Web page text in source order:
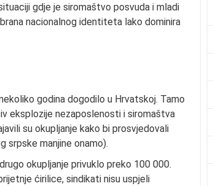
gdje je siromaštvo posvuda i mladi
nacionalnog identiteta lako dominira
godina dogodilo u Hrvatskoj. Tamo
eksplozije nezaposlenosti i siromaštva
su okupljanje kako bi prosvjedovali
srpske manjine onamo).
okupljanje privuklo preko 100 000.
ćirilice, sindikati nisu uspjeli